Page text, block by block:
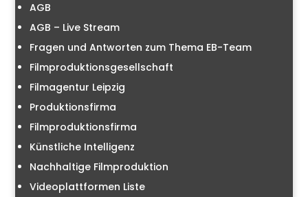
AGB
AGB – Live Stream
Fragen und Antworten zum Thema EB-Team
Filmproduktionsgesellschaft
Filmagentur Leipzig
Produktionsfirma
Filmproduktionsfirma
Künstliche Intelligenz
Nachhaltige Filmproduktion
Videoplattformen Liste